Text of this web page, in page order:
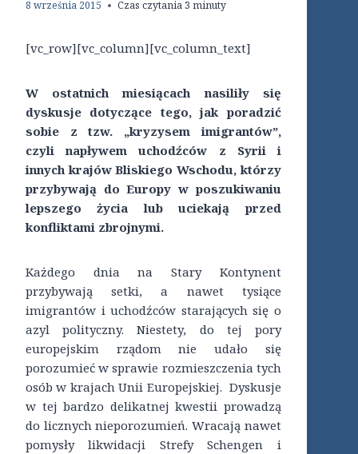
8 września 2015 Czas czytania 3 minuty
[vc_row][vc_column][vc_column_text]
W ostatnich miesiącach nasiliły się
dyskusje dotyczące tego, jak poradzić
sobie z tzw. „kryzysem imigrantów”,
czyli napływem uchodźców z Syrii i
innych krajów Bliskiego Wschodu, którzy
przybywają do Europy w poszukiwaniu
lepszego życia lub uciekają przed
konfliktami zbrojnymi.
Każdego dnia na Stary Kontynent
przybywają setki, a nawet tysiące
imigrantów i uchodźców starających się o
azyl polityczny. Niestety, do tej pory
europejskim rządom nie udało się
porozumieć w sprawie rozmieszczenia tych
osób w krajach Unii Europejskiej. Dyskusje
w tej bardzo delikatnej kwestii prowadzą
do licznych nieporozumień. Wracają nawet
pomysły likwidacji Strefy Schengen i